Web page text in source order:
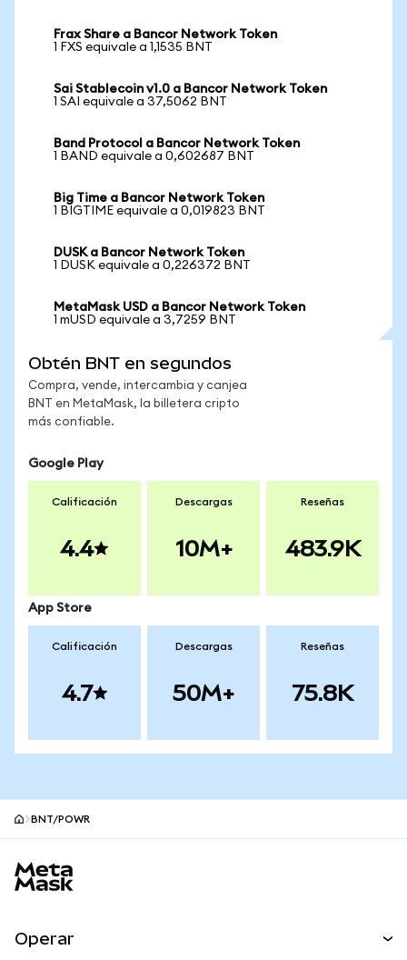
Frax Share a Bancor Network Token
1 FXS equivale a 1,1535 BNT
Sai Stablecoin v1.0 a Bancor Network Token
1 SAI equivale a 37,5062 BNT
Band Protocol a Bancor Network Token
1 BAND equivale a 0,602687 BNT
Big Time a Bancor Network Token
1 BIGTIME equivale a 0,019823 BNT
DUSK a Bancor Network Token
1 DUSK equivale a 0,226372 BNT
MetaMask USD a Bancor Network Token
1 mUSD equivale a 3,7259 BNT
Obtén BNT en segundos
Compra, vende, intercambia y canjea
BNT en MetaMask, la billetera cripto
más confiable.
Google Play
Calificación
4.4
Descargas
10M+
Reseñas
483.9K
App Store
Calificación
4.7
Descargas
50M+
Reseñas
75.8K
BNT/POWR
Operar